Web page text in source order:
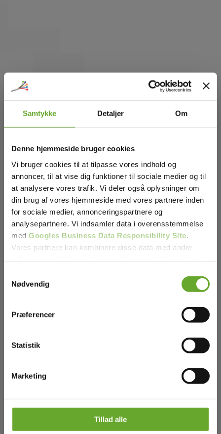
Samtykke Detaljer Om
Denne hjemmeside bruger cookies
Vi bruger cookies til at tilpasse vores indhold og
annoncer, til at vise dig funktioner til sociale medier og til
at analysere vores trafik. Vi deler også oplysninger om
din brug af vores hjemmeside med vores partnere inden
for sociale medier, annonceringspartnere og
analysepartnere. Vi indsamler data i overensstemmelse
med Googles Business Data Responsibility Site
Vores partnere kan kombinere disse data med andre
Nødvendig
Præferencer
Statistik
Marketing
Tillad alle